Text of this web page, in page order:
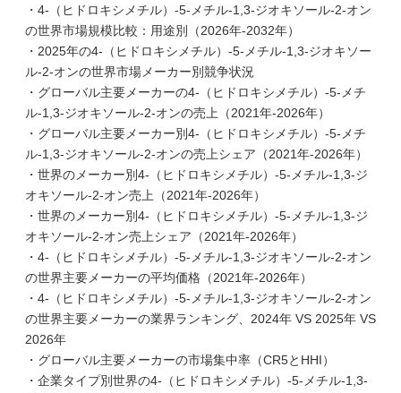
・4-（ヒドロキシメチル）-5-メチル-1,3-ジオキソール-2-オン
の世界市場規模比較：用途別（2026年-2032年）
・2025年の4-（ヒドロキシメチル）-5-メチル-1,3-ジオキソー
ル-2-オンの世界市場メーカー別競争状況
・グローバル主要メーカーの4-（ヒドロキシメチル）-5-メチ
ル-1,3-ジオキソール-2-オンの売上（2021年-2026年）
・グローバル主要メーカー別4-（ヒドロキシメチル）-5-メチ
ル-1,3-ジオキソール-2-オンの売上シェア（2021年-2026年）
・世界のメーカー別4-（ヒドロキシメチル）-5-メチル-1,3-ジ
オキソール-2-オン売上（2021年-2026年）
・世界のメーカー別4-（ヒドロキシメチル）-5-メチル-1,3-ジ
オキソール-2-オン売上シェア（2021年-2026年）
・4-（ヒドロキシメチル）-5-メチル-1,3-ジオキソール-2-オン
の世界主要メーカーの平均価格（2021年-2026年）
・4-（ヒドロキシメチル）-5-メチル-1,3-ジオキソール-2-オン
の世界主要メーカーの業界ランキング、2024年 VS 2025年 VS
2026年
・グローバル主要メーカーの市場集中率（CR5とHHI）
・企業タイプ別世界の4-（ヒドロキシメチル）-5-メチル-1,3-